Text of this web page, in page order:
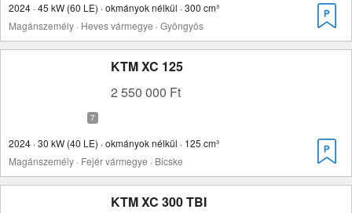
2024 · 45 kW (60 LE) · okmányok nélkül · 300 cm³
Magánszemély · Heves vármegye · Gyöngyös
KTM XC 125
2 550 000 Ft
2024 · 30 kW (40 LE) · okmányok nélkül · 125 cm³
Magánszemély · Fejér vármegye · Bicske
KTM XC 300 TBI